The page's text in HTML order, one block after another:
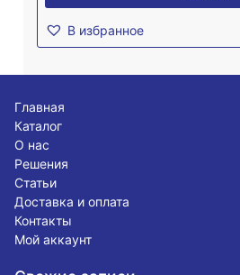
В избранное
Главная
Каталог
О нас
Решения
Статьи
Доставка и оплата
Контакты
Мой аккаунт